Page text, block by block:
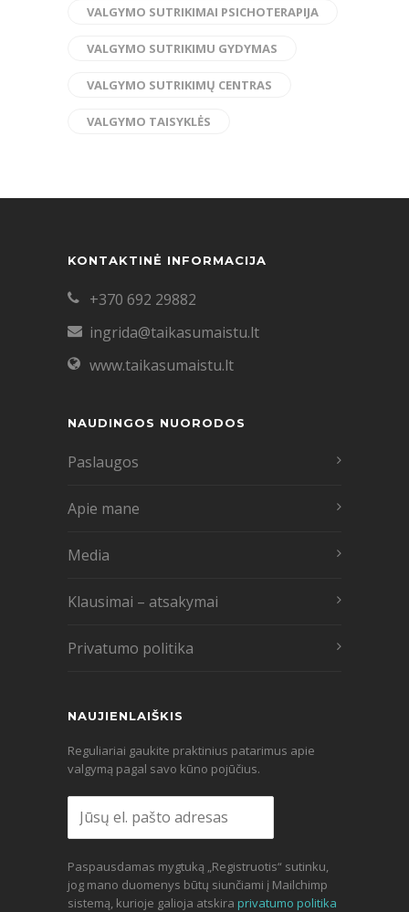
VALGYMO SUTRIKIMAI PSICHOTERAPIJA
VALGYMO SUTRIKIMU GYDYMAS
VALGYMO SUTRIKIMŲ CENTRAS
VALGYMO TAISYKLĖS
KONTAKTINĖ INFORMACIJA
+370 692 29882
ingrida@taikasumaistu.lt
www.taikasumaistu.lt
NAUDINGOS NUORODOS
Paslaugos
Apie mane
Media
Klausimai – atsakymai
Privatumo politika
NAUJIENLAIŠKIS
Reguliariai gaukite praktinius patarimus apie
valgymą pagal savo kūno pojūčius.
Paspausdamas mygtuką „Registruotis“ sutinku,
jog mano duomenys būtų siunčiami į Mailchimp
sistemą, kurioje galioja atskira privatumo politika